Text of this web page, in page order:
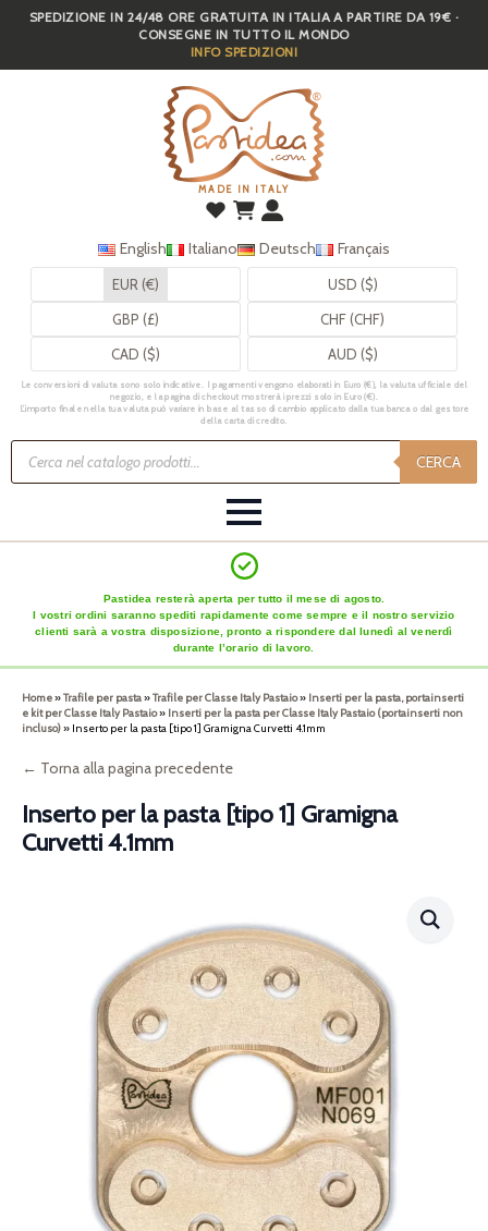
SkipSPEDIZIONE IN 24/48 ORE GRATUITA IN ITALIA A PARTIRE DA 19€ ·
CONSEGNE IN TUTTO IL MONDO
INFO SPEDIZIONI
MADE IN ITALY
English Italiano Deutsch Français
EUR (€)
USD ($)
GBP (£)
CHF (CHF)
CAD ($)
AUD ($)
Le conversioni di valuta sono solo indicative. I pagamenti vengono elaborati in Euro (€), la valuta ufficiale del
negozio, e la pagina di checkout mostrerà i prezzi solo in Euro (€).
L’importo finale nella tua valuta può variare in base al tasso di cambio applicato dalla tua banca o dal gestore
della carta di credito.
Ricerca
prodotti CERCA
Pastidea resterà aperta per tutto il mese di agosto.
I vostri ordini saranno spediti rapidamente come sempre e il nostro servizio
clienti sarà a vostra disposizione, pronto a rispondere dal lunedì al venerdì
durante l’orario di lavoro.
Home»Trafile per pasta»Trafile per Classe Italy Pastaio» Inserti per la pasta, portainserti
e kit per Classe Italy Pastaio» Inserti per la pasta per Classe Italy Pastaio (portainserti non
incluso)» Inserto per la pasta [tipo 1] Gramigna Curvetti 4.1mm
← Torna alla pagina precedente
Inserto per la pasta [tipo 1] Gramigna
Curvetti 4.1mm